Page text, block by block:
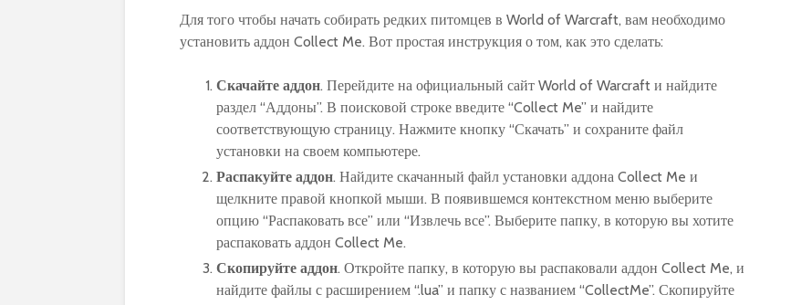
Для того чтобы начать собирать редких питомцев в World of Warcraft, вам необходимо
установить аддон Collect Me. Вот простая инструкция о том, как это сделать:
Скачайте аддон. Перейдите на официальный сайт World of Warcraft и найдите
раздел “Аддоны”. В поисковой строке введите “Collect Me” и найдите
соответствующую страницу. Нажмите кнопку “Скачать” и сохраните файл
установки на своем компьютере.
Распакуйте аддон. Найдите скачанный файл установки аддона Collect Me и
щелкните правой кнопкой мыши. В появившемся контекстном меню выберите
опцию “Распаковать все” или “Извлечь все”. Выберите папку, в которую вы хотите
распаковать аддон Collect Me.
Скопируйте аддон. Откройте папку, в которую вы распаковали аддон Collect Me, и
найдите файлы с расширением “.lua” и папку с названием “CollectMe”. Скопируйте